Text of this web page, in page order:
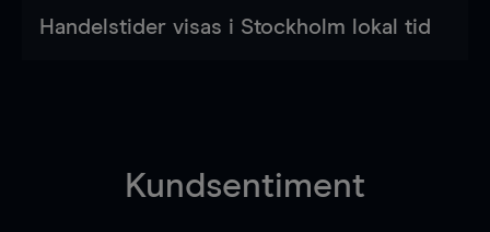
Handelstider visas i Stockholm lokal tid
Kundsentiment